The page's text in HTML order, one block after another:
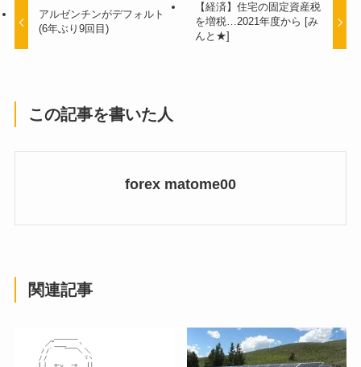
アルゼンチンがデフォルト
(6年ぶり9回目)
【経済】住宅の固定資産税
を増税…2021年度から [み
んと★]
この記事を書いた人
forex matome00
関連記事